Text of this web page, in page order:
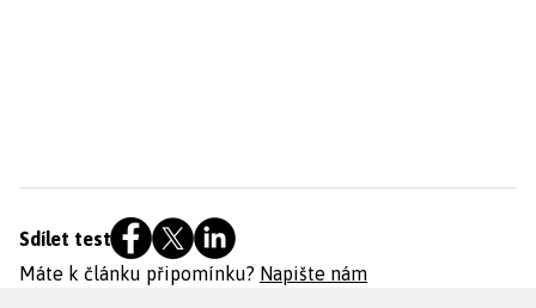
Sdílet test
Máte k článku připomínku? Napište nám